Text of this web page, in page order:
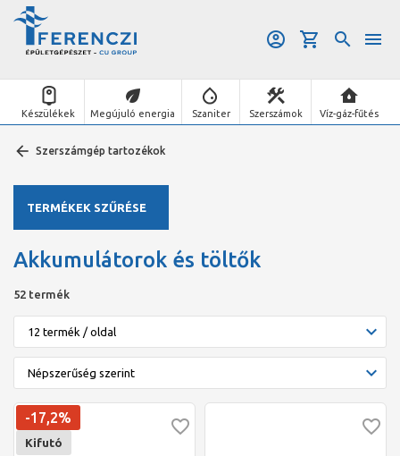
Készülékek Megújuló energia Szaniter Szerszámok Víz-gáz-fűtés
Szerszámgép tartozékok
Akkumulátorok és töltők
52 termék
-17,2%
Kifutó
TERMÉKEK SZŰRÉSE